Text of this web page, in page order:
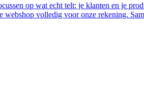
op wat echt telt: je klanten en je
volledig voor onze rekening.